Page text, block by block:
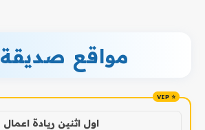
مواقع صديقة
اول اثنين ريادة اعمال